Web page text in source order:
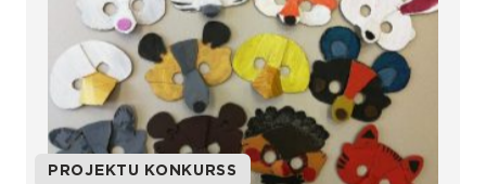
PROJEKTU KONKURSS